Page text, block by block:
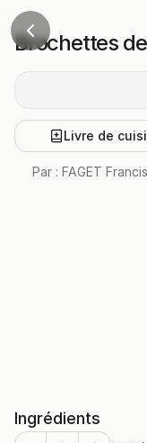
Brochettes
Livre de
Par : FAGET Francis
Ingrédients